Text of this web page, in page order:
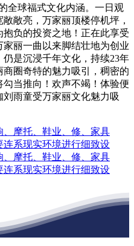
全球福式文化内涵。一日观
敞亮，万家丽顶楼停机坪，
负的投资之地！正在此享受
丽一曲以来脚结壮地为创业
是沉浸千年文化，持续23年
圈奇特的魅力吸引，稠密的
当推向！欢声不竭！体验便
雨童受万家丽文化魅力吸
、摩托、鞋业、修、家具
连系现实环境进行细致设
、摩托、鞋业、修、家具
连系现实环境进行细致设